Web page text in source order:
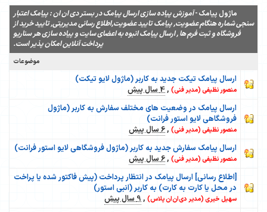
ماژول پیامک -آموزش پیاده سازی ارسال پیامک در بستر دی ان ان : پیامک اعتبار
سنجی شماره هنگام عضویت, پیامک تایید عضویت,اطلاع رسانی مدیریتی, تایید خرید از
فروشگاه و ثبت فرم ها , ارسال پیامک انبوه به اعضای سایت و پیاده سازی هر سناریو
پرداخت آنلاین امکان پذیر است.
موضوعات
ارسال پیامک تیکت جدید به کاربر (ماژول لایو تیکت)
منصور نظیفی (مدیر فنی) ,4 سال پیش
ارسال پیامک در وضعیت های مختلف سفارش به کاربر (ماژول
فروشگاهی لایو استور فرانت)
منصور نظیفی (مدیر فنی) ,6 سال پیش
ارسال پیامک سفارش جدید به کاربر (ماژول فروشگاهی لایو استور فرانت)
منصور نظیفی (مدیر فنی) ,6 سال پیش
[اطلاع رسانی] ارسال پیامک در انتظار پرداخت (پیش فاکتور شده یا پراخت
در محل یا کارت به کارت) به کاربر (انبی استور)
سهیل خیری (مدیر دی‌ان‌ان پلاس) ,9 سال پیش